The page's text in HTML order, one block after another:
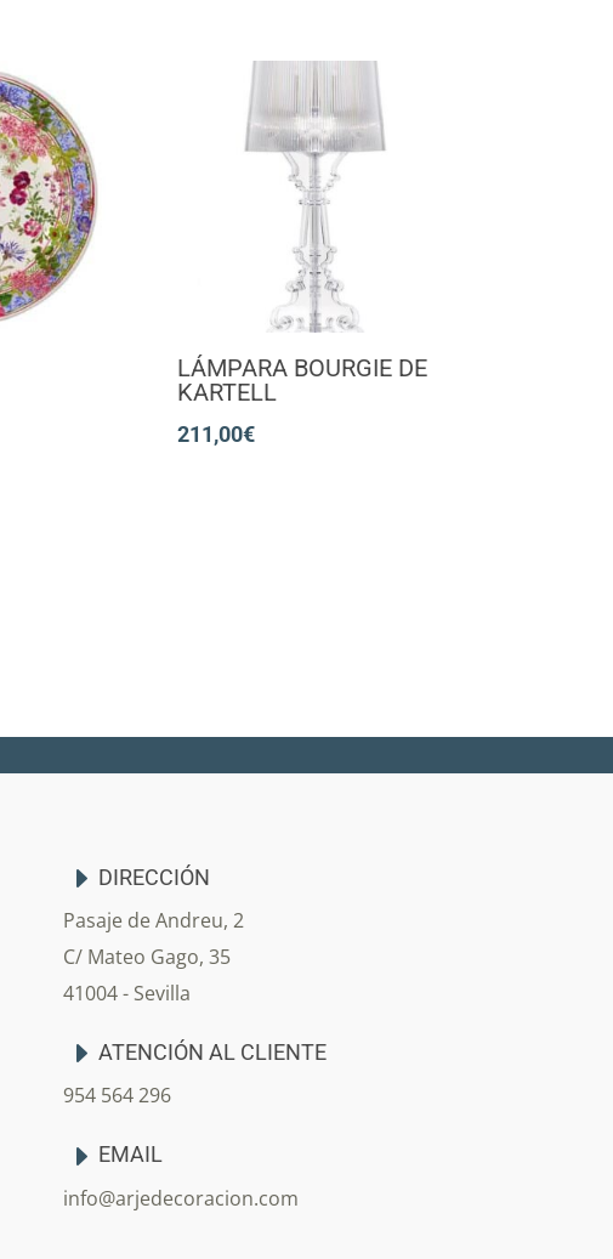
LÁMPARA BOURGIE DE
KARTELL
211,00€
DIRECCIÓN
Pasaje de Andreu, 2
C/ Mateo Gago, 35
41004 - Sevilla
ATENCIÓN AL CLIENTE
954 564 296
EMAIL
info@arjedecoracion.com